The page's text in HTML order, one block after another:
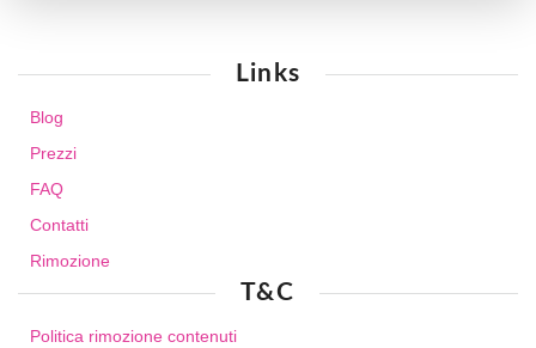
Links
Blog
Prezzi
FAQ
Contatti
Rimozione
T&C
Politica rimozione contenuti